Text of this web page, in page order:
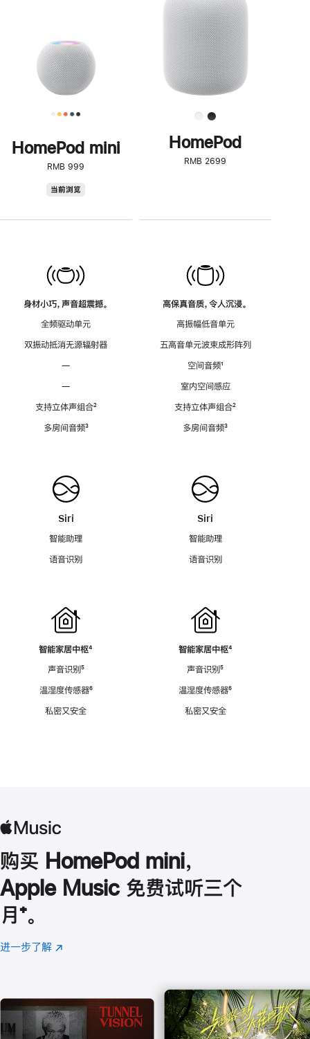
HomePod mini
RMB 999
当前浏览
身材小巧，声音超震撼。
全频驱动单元
双振动抵消无源辐射器
—
—
支持立体声组合脚
²
多房间音频脚
³
Siri
智能助理
语音识别
智能家居中枢脚
⁴
声音识别脚
⁵
温湿度传感器脚
⁶
私密又安全
了
解
HomePod<
HomePod
RMB 2699
高保真音质，令人沉浸。
高振幅低音单元
五高音单元波束成形阵列
空间音频脚
¹
室内空间感应
支持立体声组合脚
²
多房间音频脚
³
Siri
智能助理
语音识别
智能家居中枢脚
⁴
声音识别脚
⁵
温湿度传感器脚
⁶
私密又安全
购买 HomePod mini，
Apple Music 免费试听三个
月 脚
注
⁺。
进一步了解 Apple
(在
口
中
打